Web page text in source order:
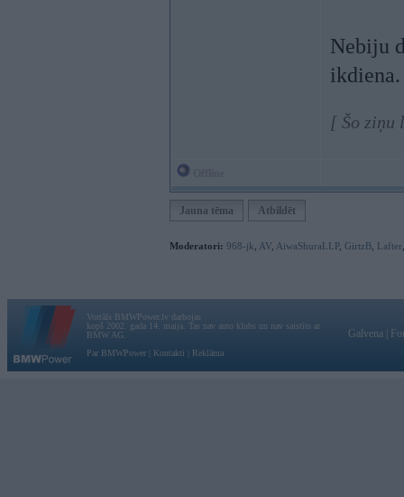
Nebiju
ikdiena.
[ Šo ziņu
Jauna tēma Atbildēt
Moderatori: 968-jk AV AiwaShuraLLP, GirtzB Lafter
Vortāls BMWPower.lv darbojas
kopš 2002. gada 14. maija. Tas nav auto klubs un nav saistīts ar
BMW AG.
Par BMWPower
Kontakti Reklāma
Galvena